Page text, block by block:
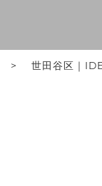
世田谷区｜